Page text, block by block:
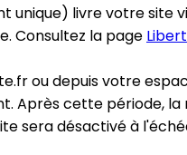
unique) livre votre site
Consultez la page
ou depuis votre
Après cette période,
sera désactivé à